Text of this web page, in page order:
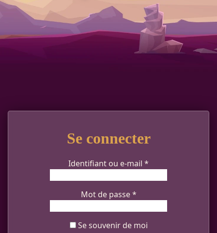
Se connecter
Identifiant ou e-mail *
Mot de passe*Obligatoire
Se souvenir de moi